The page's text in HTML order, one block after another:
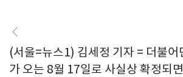
(서울=뉴스1) 김세정 기자 = 더불어
가 오는 8월 17일로 사실상 확정되